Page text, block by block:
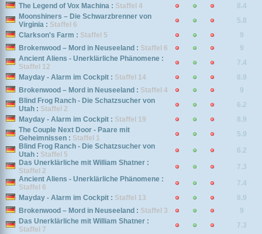
The Legend of Vox Machina : Staffel 4
8.4
Moonshiners – Die Schwarzbrenner von
Virginia : Staffel 6
5.8
Clarkson's Farm : Staffel 5
9
Brokenwood – Mord in Neuseeland : Staffel 6
9
Ancient Aliens - Unerklärliche Phänomene :
Staffel 12
7.4
Mayday - Alarm im Cockpit : Staffel 14
8.9
Brokenwood – Mord in Neuseeland : Staffel 4
9
Blind Frog Ranch - Die Schatzsucher von
Utah : Staffel 2
6.2
Mayday - Alarm im Cockpit : Staffel 19
8.9
The Couple Next Door - Paare mit
Geheimnissen : Staffel 1
5.9
Blind Frog Ranch - Die Schatzsucher von
Utah : Staffel 5
6.2
Das Unerklärliche mit William Shatner :
Staffel 2
7.3
Ancient Aliens - Unerklärliche Phänomene :
Staffel 6
7.4
Mayday - Alarm im Cockpit : Staffel 13
8.9
Brokenwood – Mord in Neuseeland : Staffel 3
9
Das Unerklärliche mit William Shatner :
Staffel 7
7.3